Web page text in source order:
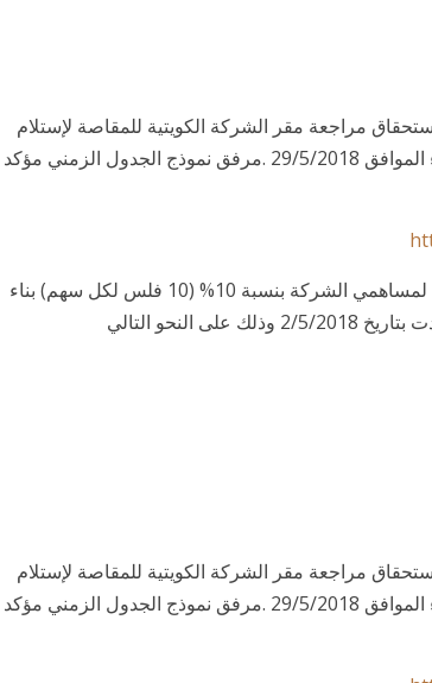
مراجعة مقر الشركة الكويتية للمقاصة لإستلام
شيكات الأرباح النقدية إعتباراً من تاريخ التوزيع المحدد له يوم الثلاثاء الموافق 29/5/2018 .مرفق نموذج الجدول الزمني مؤكد
:تود الشركة التأكيد على الجدول الزمني لإستحقاقات الأرباح النقدية لمساهمي الشركة بنسبة 10% (10 فلس لكل سهم) بناء
مراجعة مقر الشركة الكويتية للمقاصة لإستلام
شيكات الأرباح النقدية إعتباراً من تاريخ التوزيع المحدد له يوم الثلاثاء الموافق 29/5/2018 .مرفق نموذج الجدول الزمني مؤكد